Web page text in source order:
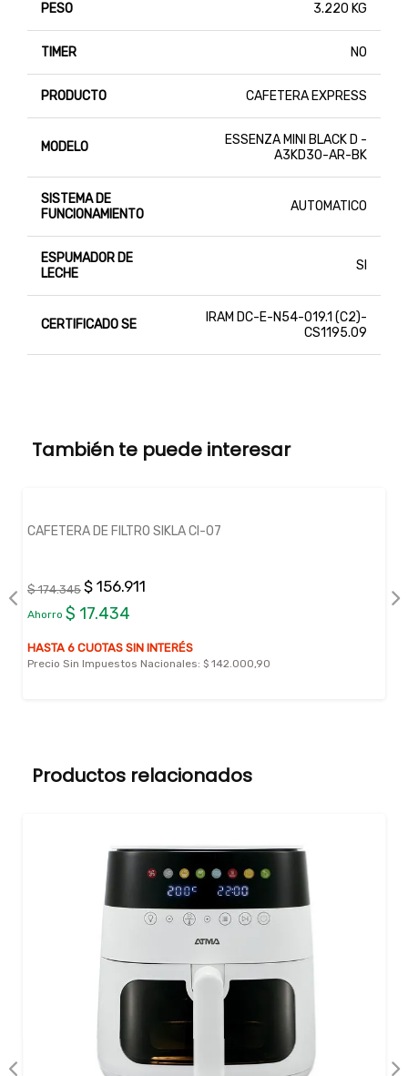
PESO 3.220 KG
TIMER NO
PRODUCTO CAFETERA EXPRESS
MODELO
ESSENZA MINI BLACK D -
A3KD30-AR-BK
SISTEMA DE
FUNCIONAMIENTO
AUTOMATICO
ESPUMADOR DE
LECHE
SI
CERTIFICADO SE
IRAM DC-E-N54-019.1 (C2)-
CS1195.09
También te puede interesar
CAFETERA DE FILTRO SIKLA CI-07
$ 174.345 $ 156.911
Ahorro $ 17.434
HASTA 6 CUOTAS SIN INTERÉS
Precio Sin Impuestos Nacionales: $ 142.000,90
Productos relacionados